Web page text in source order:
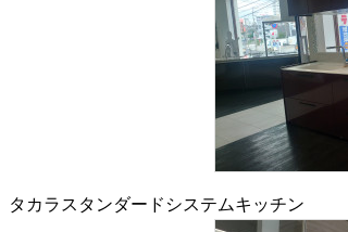
タカラスタンダードシステムキッチン